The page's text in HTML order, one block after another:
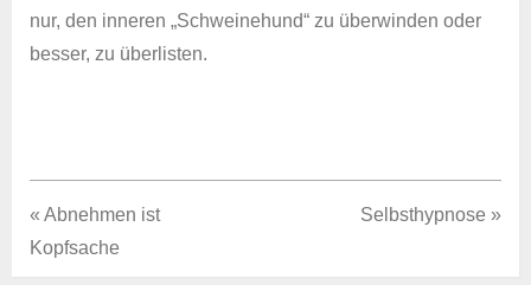
nur, den inneren „Schweinehund“ zu überwinden oder
besser, zu überlisten.
« Abnehmen ist
Kopfsache
Selbsthypnose »